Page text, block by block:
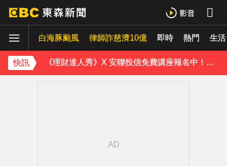
白海豚颱風 律師詐慈濟10億 即時 熱門 生活
快訊
防空演習登場！高雄街頭瞬間淨空 直擊畫面曝光
緯創股利2度延發史上首例 金管會說重話：考慮收回股務自辦
《理財達人秀》X 安聯投信免費講座報名中！搶先卡位 2027